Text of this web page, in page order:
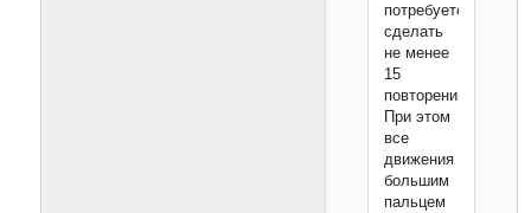
потребуется
сделать
не менее
15
повторений.
При этом
все
движения
большим
пальцем